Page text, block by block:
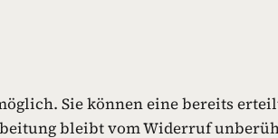
Sie können eine bereits
bleibt vom Widerruf